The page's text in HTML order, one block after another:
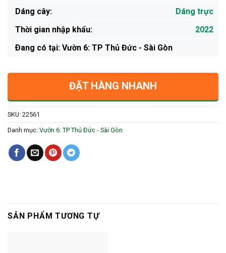
Dáng cây:
Dáng trực
Thời gian nhập khẩu:
2022
Ðang có tại: Vườn 6: TP Thủ Đức - Sài Gòn
ĐẶT HÀNG NHANH
SKU: 22561
Danh mục: Vườn 6: TP Thủ Đức - Sài Gòn
SẢN PHẨM TƯƠNG TỰ